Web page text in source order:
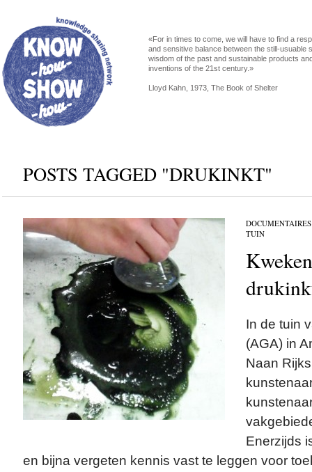
«For in times to come, we will have to find a
and sensitive balance between the still-usuable
wisdom of the past and sustainable products
inventions of the 21st century.»
Lloyd Kahn, 1973, The Book of Shelter
POSTS TAGGED "DRUKINKT"
DOCUMENTAIRES
TUIN
In de tuin
(AGA) in
Naan
Enerzijds
en bijna vergeten kennis vast te leggen voor